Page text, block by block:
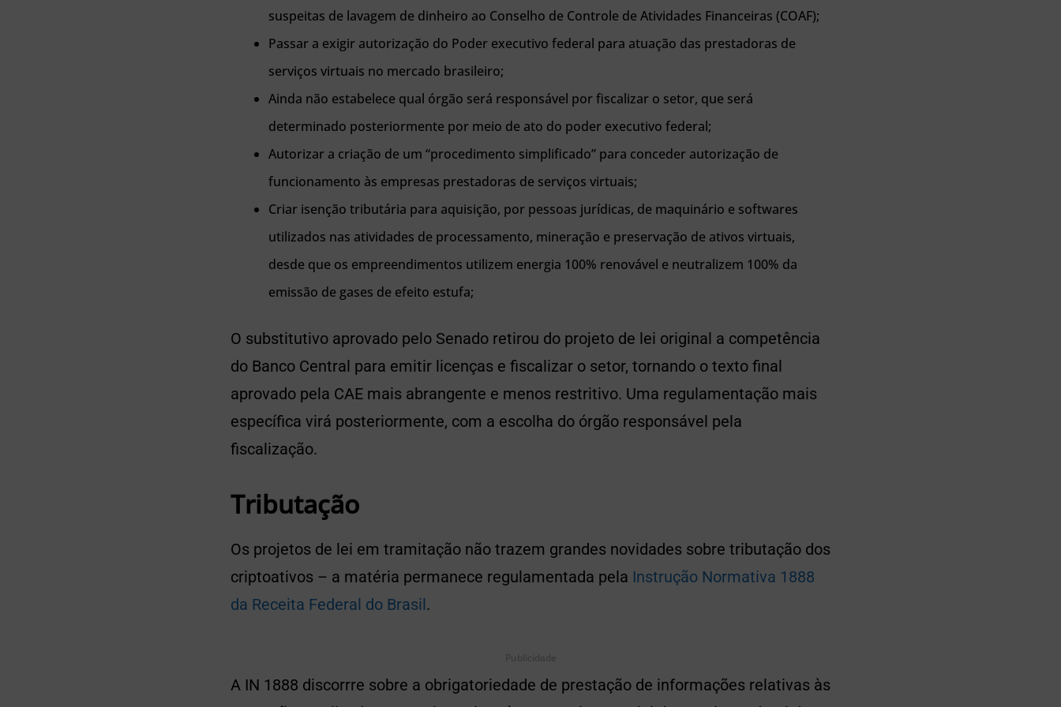
suspeitas de lavagem de dinheiro ao Conselho de Controle de Atividades Financeiras (COAF);
Passar a exigir autorização do Poder executivo federal para atuação das prestadoras de
serviços virtuais no mercado brasileiro;
Ainda não estabelece qual órgão será responsável por fiscalizar o setor, que será
determinado posteriormente por meio de ato do poder executivo federal;
Autorizar a criação de um “procedimento simplificado” para conceder autorização de
funcionamento às empresas prestadoras de serviços virtuais;
Criar isenção tributária para aquisição, por pessoas jurídicas, de maquinário e softwares
utilizados nas atividades de processamento, mineração e preservação de ativos virtuais,
desde que os empreendimentos utilizem energia 100% renovável e neutralizem 100% da
emissão de gases de efeito estufa;
O substitutivo aprovado pelo Senado retirou do projeto de lei original a competência
do Banco Central para emitir licenças e fiscalizar o setor, tornando o texto final
aprovado pela CAE mais abrangente e menos restritivo. Uma regulamentação mais
específica virá posteriormente, com a escolha do órgão responsável pela
fiscalização.
Tributação
Os projetos de lei em tramitação não trazem grandes novidades sobre tributação dos
criptoativos – a matéria permanece regulamentada pela Instrução Normativa 1888
da Receita Federal do Brasil.
Publicidade
A IN 1888 discorrre sobre a obrigatoriedade de prestação de informações relativas às